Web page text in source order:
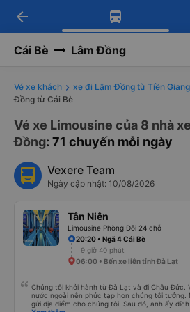
Tải app Vexere ngay!
Nhận ưu đãi thành viên
Tải app Vexere
-30k/ghế khi đặt vé máy
arrow_back
Cái Bè Lâm Đồng
Vé xe khách xe đi Lâm Đồng từ Tiền Giang
Đồng từ Cái Bè
Vé xe Limousine của 8 nhà
Đồng: 71 chuyến mỗi ngày
Vexere Team
Ngày cập nhật: 10/08/2026
Tân Niên
Limousine Phòng Đôi 24 chỗ
20:20 • Ngã 4 Cái Bè
9 giờ 40 phút
06:00 • Bến xe liên tỉnh Đà Lạt
Chúng tôi khởi hành từ Đà Lạt và đi Châu Đức.
nước ngoài nên phức tạp hơn chúng tôi tưởng.
gửi địa điểm cho chúng tôi. Sau đó, anh ấy